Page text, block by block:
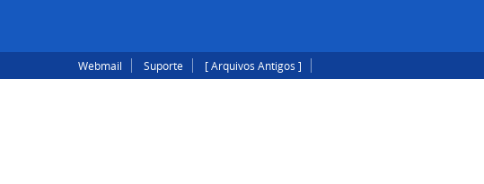
Webmail Suporte [ Arquivos Antigos ]